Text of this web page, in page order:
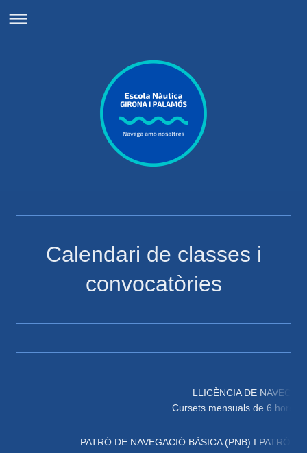
Calendari de classes i
convocatòries
LLICÈNCIA DE
Cursets mensuals de 6 hores a
PATRÓ DE NAVEGACIÓ BÀSICA (PNB) I PATRÓ